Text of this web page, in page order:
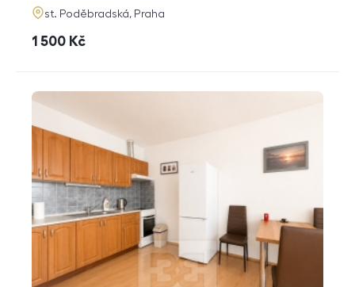
adresa
st. Poděbradská, Praha
cena
1 500 Kč